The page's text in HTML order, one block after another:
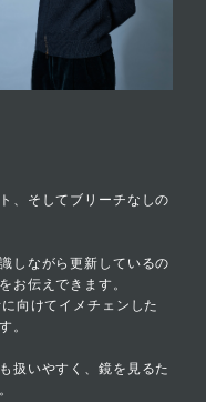
、そしてブリーチなしの
しながら更新しているの
お伝えできます。
向けてイメチェンした
。
扱いやすく、鏡を見るた